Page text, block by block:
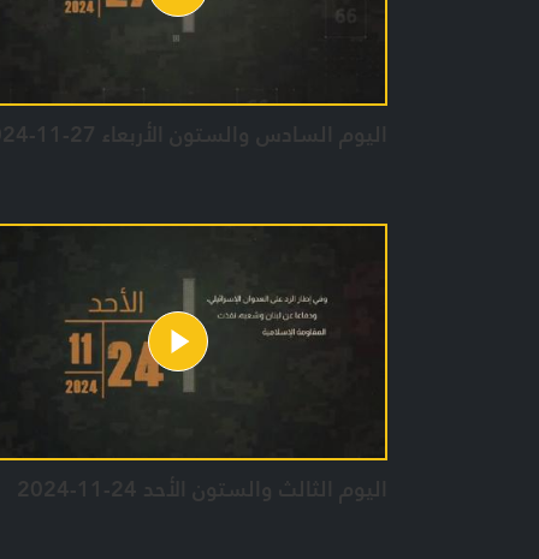
اليوم السادس والستون الأربعاء 27-11-2024
اليوم الثالث والستون الأحد 24-11-2024